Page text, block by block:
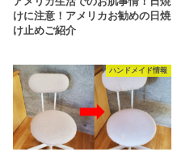
けに注意！アメリカお勧めの日焼
け止めご紹介
ハンドメイド情報